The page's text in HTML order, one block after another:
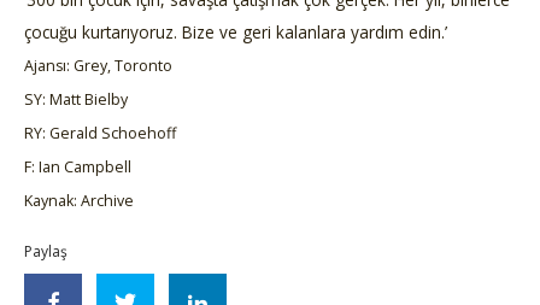
çocuğu kurtarıyoruz. Bize ve geri kalanlara yardım edin.’
Ajansı: Grey, Toronto
SY: Matt Bielby
RY: Gerald Schoehoff
F: Ian Campbell
Kaynak: Archive
Paylaş